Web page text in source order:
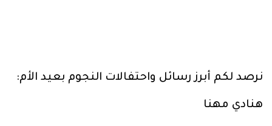
نرصد لكم أبرز رسائل واحتفالات النجوم بعيد الأم:
هنادي مهنا